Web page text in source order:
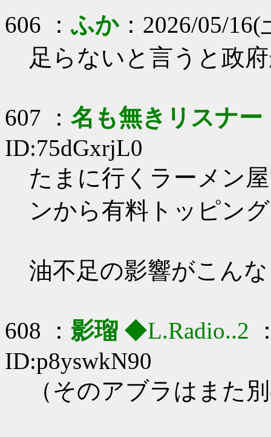
606 ：ふか：2026/05/16(
足らないと言うと政
607 ： 名も無きリスナー
ID:75dGxrjL0
たまに行くラーメン
ンから有料トッピン
油不足の影響がこん
608 ： 影瑠 ◆L.Radio..2
ID:p8yswkN90
（そのアブラはまた